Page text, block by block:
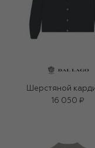
Шерстяной
16 050 ₽